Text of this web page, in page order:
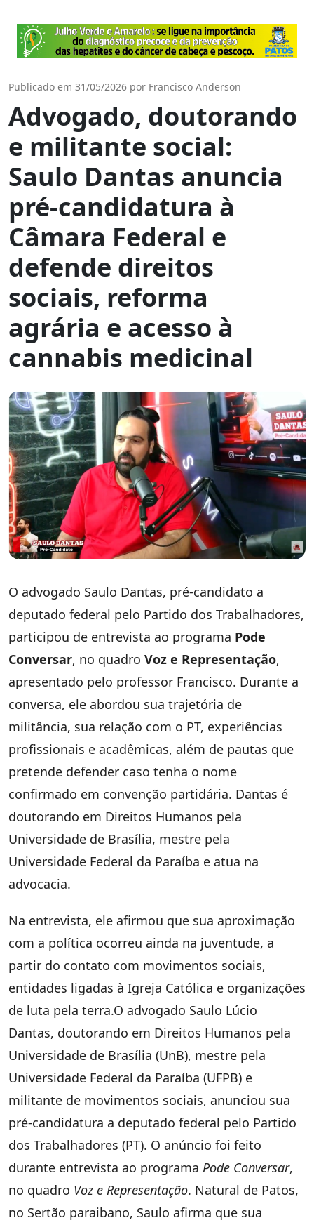
Publicado em 31/05/2026 por Francisco Anderson
Advogado, doutorando
e militante social:
Saulo Dantas anuncia
pré-candidatura à
Câmara Federal e
defende direitos
sociais, reforma
agrária e acesso à
cannabis medicinal
O advogado Saulo Dantas, pré-candidato a
deputado federal pelo Partido dos Trabalhadores,
participou de entrevista ao programa Pode
Conversar, no quadro Voz e Representação,
apresentado pelo professor Francisco. Durante a
conversa, ele abordou sua trajetória de
militância, sua relação com o PT, experiências
profissionais e acadêmicas, além de pautas que
pretende defender caso tenha o nome
confirmado em convenção partidária. Dantas é
doutorando em Direitos Humanos pela
Universidade de Brasília, mestre pela
Universidade Federal da Paraíba e atua na
advocacia.
Na entrevista, ele afirmou que sua aproximação
com a política ocorreu ainda na juventude, a
partir do contato com movimentos sociais,
entidades ligadas à Igreja Católica e organizações
de luta pela terra.O advogado Saulo Lúcio
Dantas, doutorando em Direitos Humanos pela
Universidade de Brasília (UnB), mestre pela
Universidade Federal da Paraíba (UFPB) e
militante de movimentos sociais, anunciou sua
pré-candidatura a deputado federal pelo Partido
dos Trabalhadores (PT). O anúncio foi feito
durante entrevista ao programa Pode Conversar,
no quadro Voz e Representação. Natural de Patos,
no Sertão paraibano, Saulo afirma que sua